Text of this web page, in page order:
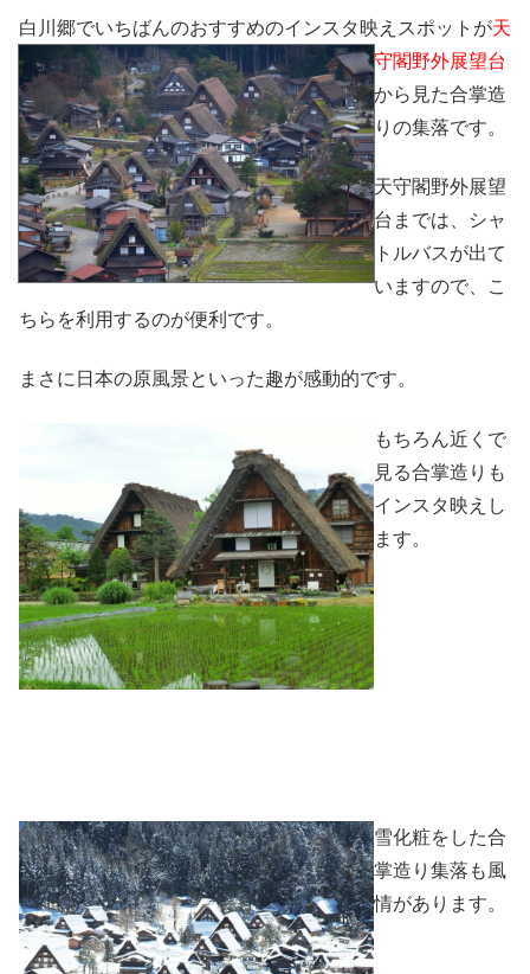
白川郷でいちばんのおすすめのインスタ映えスポットが天
守閣野外展望台
から見た合掌造
りの集落です。
天守閣野外展望
台までは、シャ
トルバスが出て
いますので、こ
ちらを利用するのが便利です。
まさに日本の原風景といった趣が感動的です。
もちろん近くで
見る合掌造りも
インスタ映えし
ます。
雪化粧をした合
掌造り集落も風
情があります。